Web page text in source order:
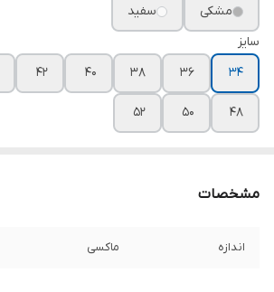
مشکی
سفید
سایز
۳۴
۳۶ ۳۸ ۴۰ ۴۲
۴۸ ۵۰ ۵۲
مشخصات
اندازه ماکسی